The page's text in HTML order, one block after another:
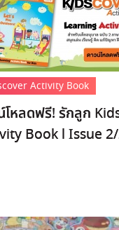
Activity Book
โหลดฟรี! รักลูก
Book l Issue